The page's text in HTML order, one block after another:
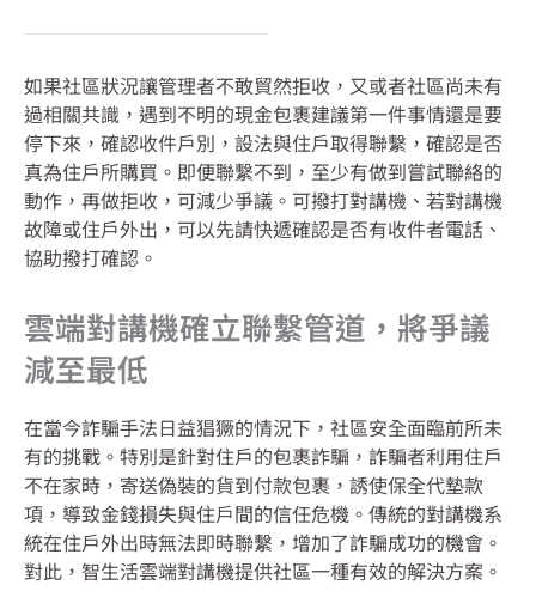
如果社區狀況讓管理者不敢貿然拒收，又或者社區尚未有
過相關共識，遇到不明的現金包裹建議第一件事情還是要
停下來，確認收件戶別，設法與住戶取得聯繫，確認是否
真為住戶所購買。即便聯繫不到，至少有做到嘗試聯絡的
動作，再做拒收，可減少爭議。可撥打對講機、若對講機
故障或住戶外出，可以先請快遞確認是否有收件者電話、
協助撥打確認。
雲端對講機確立聯繫管道，將爭議
減至最低
在當今詐騙手法日益猖獗的情況下，社區安全面臨前所未
有的挑戰。特別是針對住戶的包裹詐騙，詐騙者利用住戶
不在家時，寄送偽裝的貨到付款包裹，誘使保全代墊款
項，導致金錢損失與住戶間的信任危機。傳統的對講機系
統在住戶外出時無法即時聯繫，增加了詐騙成功的機會。
對此，智生活雲端對講機提供社區一種有效的解決方案。